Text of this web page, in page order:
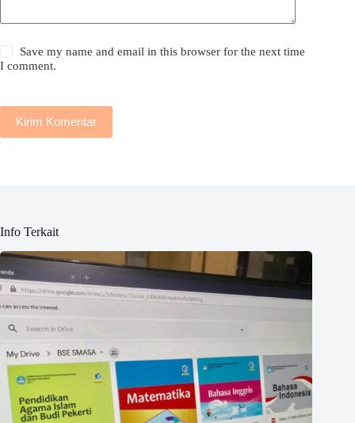
Save my name and email in this browser for the next time
I comment.
Kirim Komentar
Info Terkait